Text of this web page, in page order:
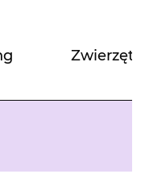
Zwierzęta